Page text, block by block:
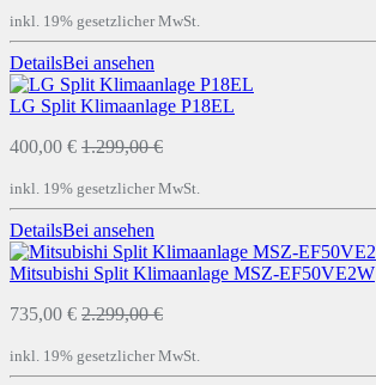
inkl. 19% gesetzlicher MwSt.
DetailsBei ansehen
LG Split Klimaanlage P18EL
400,00 € 1.299,00 €
inkl. 19% gesetzlicher MwSt.
DetailsBei ansehen
Mitsubishi Split Klimaanlage MSZ-EF50VE2W
735,00 € 2.299,00 €
inkl. 19% gesetzlicher MwSt.